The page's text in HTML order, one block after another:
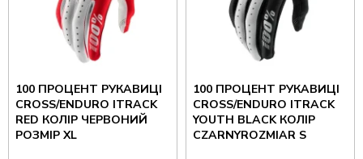
100 ПРОЦЕНТ РУКАВИЦІ
CROSS/ENDURO ITRACK
RED КОЛІР ЧЕРВОНИЙ
РОЗМІР XL
100 ПРОЦЕНТ РУКАВИЦІ
CROSS/ENDURO ITRACK
YOUTH BLACK КОЛІР
CZARNYROZMIAR S